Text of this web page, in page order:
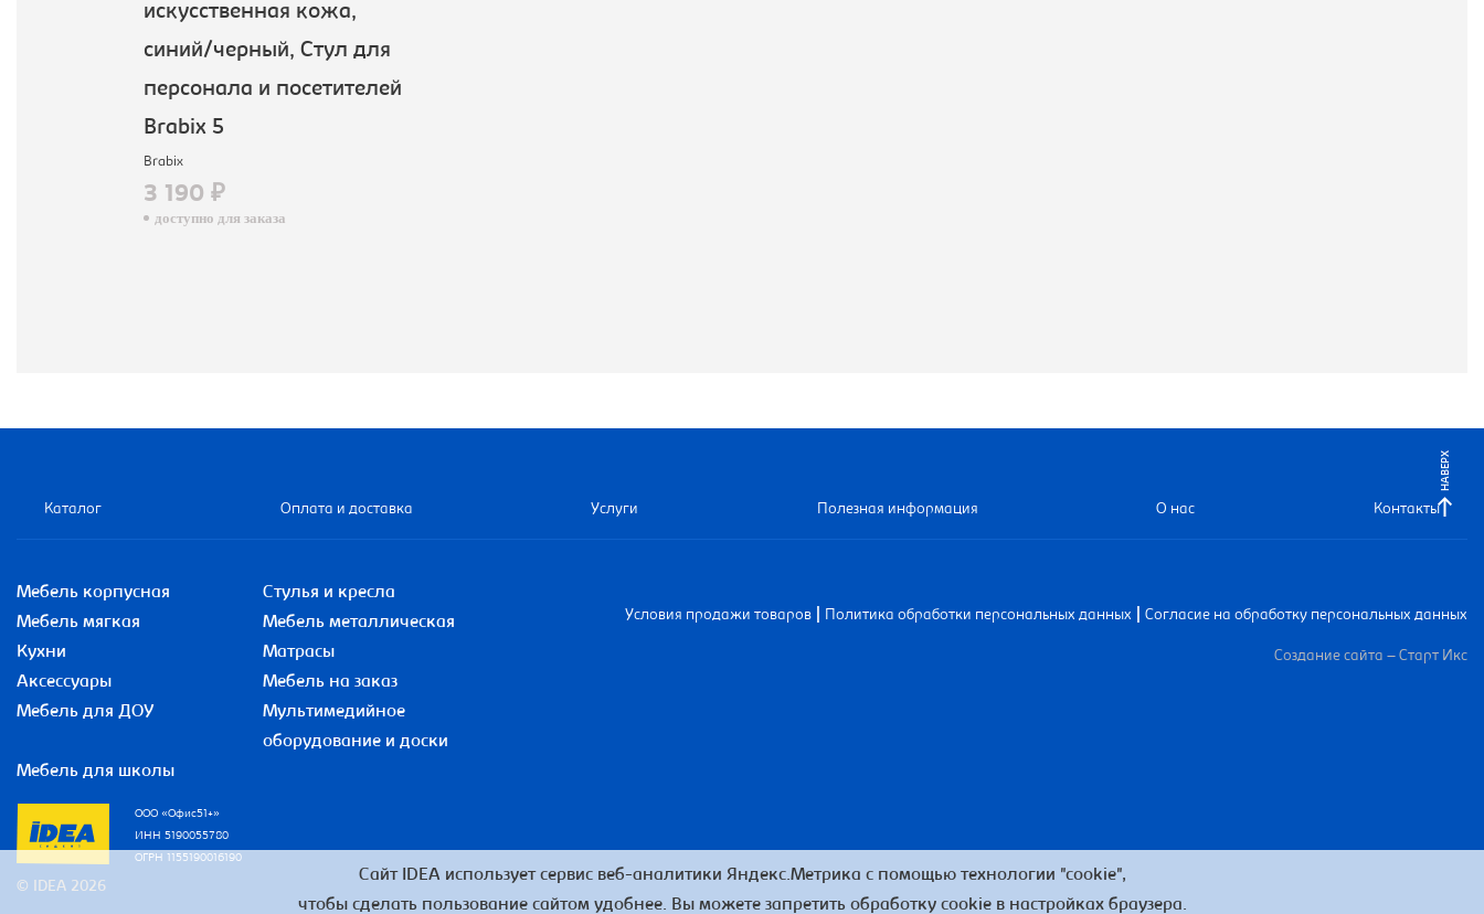
искусственная кожа,
синий/черный, Стул для
персонала и посетителей
Brabix 5
Brabix
3 190 ₽
доступно для заказа
НАВЕРХ
Каталог Оплата и доставка Услуги Полезная информация О нас Контакты
Мебель корпусная
Стулья и кресла
Мебель мягкая
Мебель металлическая
Кухни
Матрасы
Аксессуары
Мебель на заказ
Мебель для ДОУ
Мультимедийное
оборудование и доски
Мебель для школы
© IDEA 2026
ООО «Офис51+»
ИНН 5190055780
ОГРН 1155190016190
Условия продажи товаров Политика обработки персональных данных Согласие на обработку персональных данных
Создание сайта – Старт Икс
Сайт IDEA использует сервис веб-аналитики Яндекс.Метрика с помощью технологии "cookie",
чтобы сделать пользование сайтом удобнее. Вы можете запретить обработку cookie в настройках браузера.